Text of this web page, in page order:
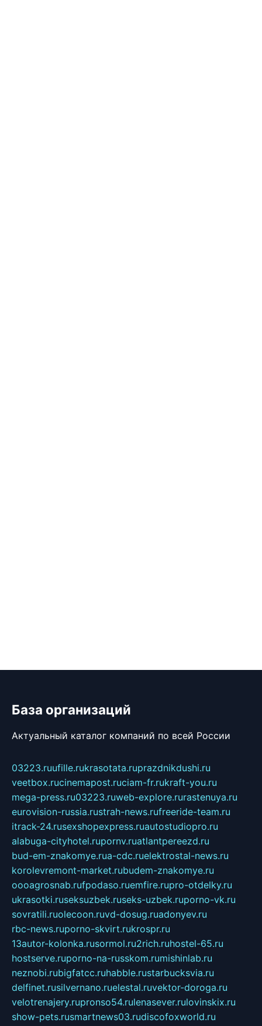
База организаций
Актуальный каталог компаний по всей России
03223.ruufille.rukrasotata.ruprazdnikdushi.ru
veetbox.rucinemapost.ruciam-fr.rukraft-you.ru
mega-press.ru03223.ruweb-explore.rurastenuya.ru
eurovision-russia.rustrah-news.rufreeride-team.ru
itrack-24.rusexshopexpress.ruautostudiopro.ru
alabuga-cityhotel.rupornv.ruatlantpereezd.ru
bud-em-znakomye.rua-cdc.ruelektrostal-news.ru
korolevremont-market.rubudem-znakomye.ru
oooagrosnab.rufpodaso.ruemfire.rupro-otdelky.ru
ukrasotki.ruseksuzbek.ruseks-uzbek.ruporno-vk.ru
sovratili.ruolecoon.ruvd-dosug.ruadonyev.ru
rbc-news.ruporno-skvirt.rukrospr.ru
13autor-kolonka.rusormol.ru2rich.ruhostel-65.ru
hostserve.ruporno-na-russkom.rumishinlab.ru
neznobi.rubigfatcc.ruhabble.rustarbucksvia.ru
delfinet.rusilvernano.ruelestal.ruvektor-doroga.ru
velotrenajery.rupronso54.rulenasever.rulovinskix.ru
show-pets.rusmartnews03.rudiscofoxworld.ru